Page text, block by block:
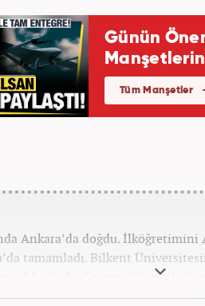
Ankara’da doğdu.
tamamladı. Bilkent
okudu. Gazetecilik
6 sene sonra Yasemin.com